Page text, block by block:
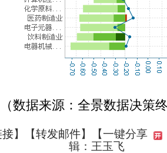
（数据来源：全景数据决策
】【转发邮件】
【一键分享
辑：王玉飞